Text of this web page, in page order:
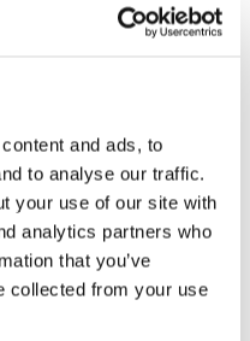
and ads, to
to analyse our traffic.
your use of our site with
analytics partners who
that you’ve
collected from your use